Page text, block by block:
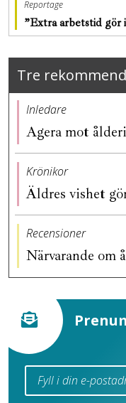
Reportage
”Extra arbetstid gör
Tre
Inledare
Agera mot
Krönikor
Äldres vishet
Recensioner
Närvarande om